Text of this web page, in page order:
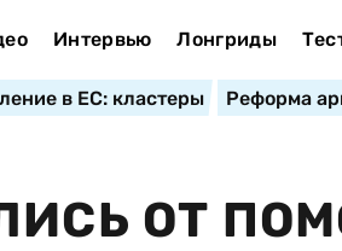
Интервью Лонгриды
в ЕС: кластеры Реформа
ОТ